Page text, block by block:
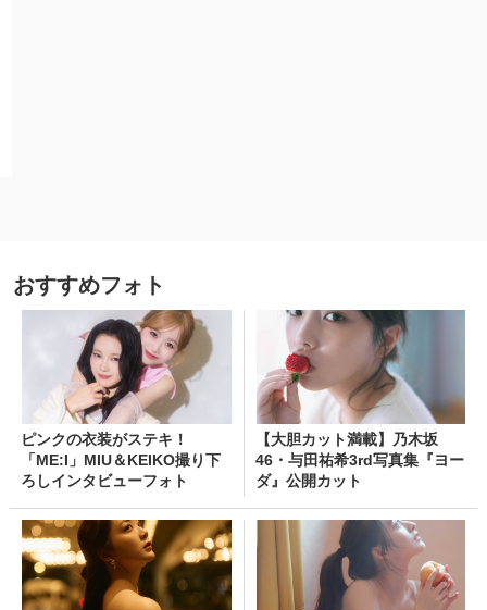
おすすめフォト
ピンクの衣装がステキ！
「ME:I」MIU＆KEIKO撮り下
ろしインタビューフォト
【大胆カット満載】乃木坂
46・与田祐希3rd写真集『ヨー
ダ』公開カット